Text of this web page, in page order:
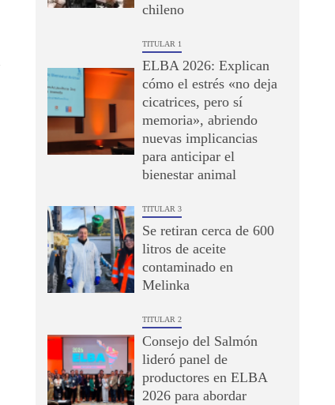
chileno
TITULAR 1
ELBA 2026: Explican
cómo el estrés «no deja
cicatrices, pero sí
memoria», abriendo
nuevas implicancias
para anticipar el
bienestar animal
TITULAR 3
Se retiran cerca de 600
litros de aceite
contaminado en
Melinka
TITULAR 2
Consejo del Salmón
lideró panel de
productores en ELBA
2026 para abordar